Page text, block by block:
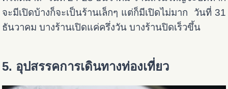
จะมีเปิดบ้างก็จะเป็นร้านเล็กๆ แต่ก็มีเปิดไม่มาก วันที่ 31
ธันวาคม บางร้านเปิดแค่ครึ่งวัน บางร้านปิดเร็วขึ้น
5. อุปสรรคการเดินทางท่องเที่ยว